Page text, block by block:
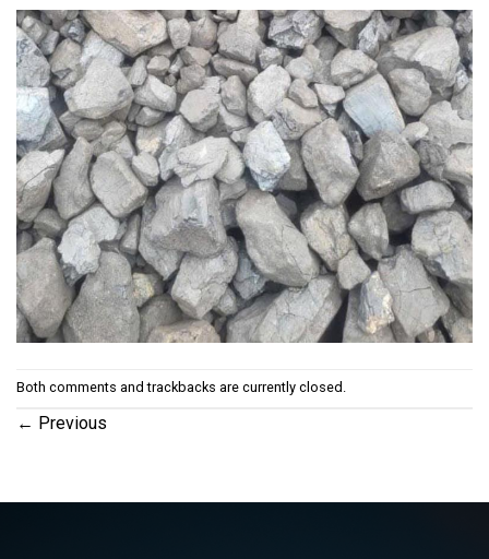
Both comments and trackbacks are currently closed.
← Previous